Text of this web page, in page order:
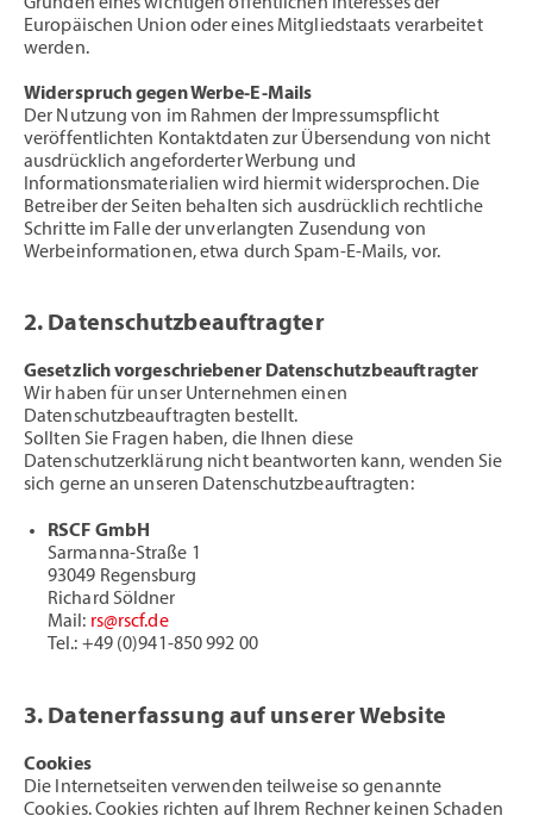
Europäischen Union oder eines Mitgliedstaats verarbeitet
werden.
Widerspruch gegen Werbe-E-Mails
Der Nutzung von im Rahmen der Impressumspflicht
veröffentlichten Kontaktdaten zur Übersendung von nicht
ausdrücklich angeforderter Werbung und
Informationsmaterialien wird hiermit widersprochen. Die
Betreiber der Seiten behalten sich ausdrücklich rechtliche
Schritte im Falle der unverlangten Zusendung von
Werbeinformationen, etwa durch Spam-E-Mails, vor.
2. Datenschutzbeauftragter
Gesetzlich vorgeschriebener Datenschutzbeauftragter
Wir haben für unser Unternehmen einen
Datenschutzbeauftragten bestellt.
Sollten Sie Fragen haben, die Ihnen diese
Datenschutzerklärung nicht beantworten kann, wenden Sie
sich gerne an unseren Datenschutzbeauftragten:
RSCF GmbH
Sarmanna-Straße 1
93049 Regensburg
Richard Söldner
Mail: rs@rscf.de
Tel.: +49 (0)941-850 992 00
3. Datenerfassung auf unserer Website
Cookies
Die Internetseiten verwenden teilweise so genannte
Cookies. Cookies richten auf Ihrem Rechner keinen Schaden